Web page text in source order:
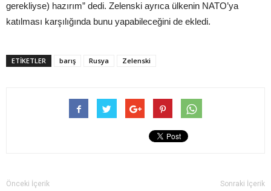
gerekliyse) hazırım” dedi. Zelenski ayrıca ülkenin NATO’ya
katılması karşılığında bunu yapabileceğini de ekledi.
ETIKETLER barış Rusya Zelenski
Önceki İçerik Sonraki İçerik